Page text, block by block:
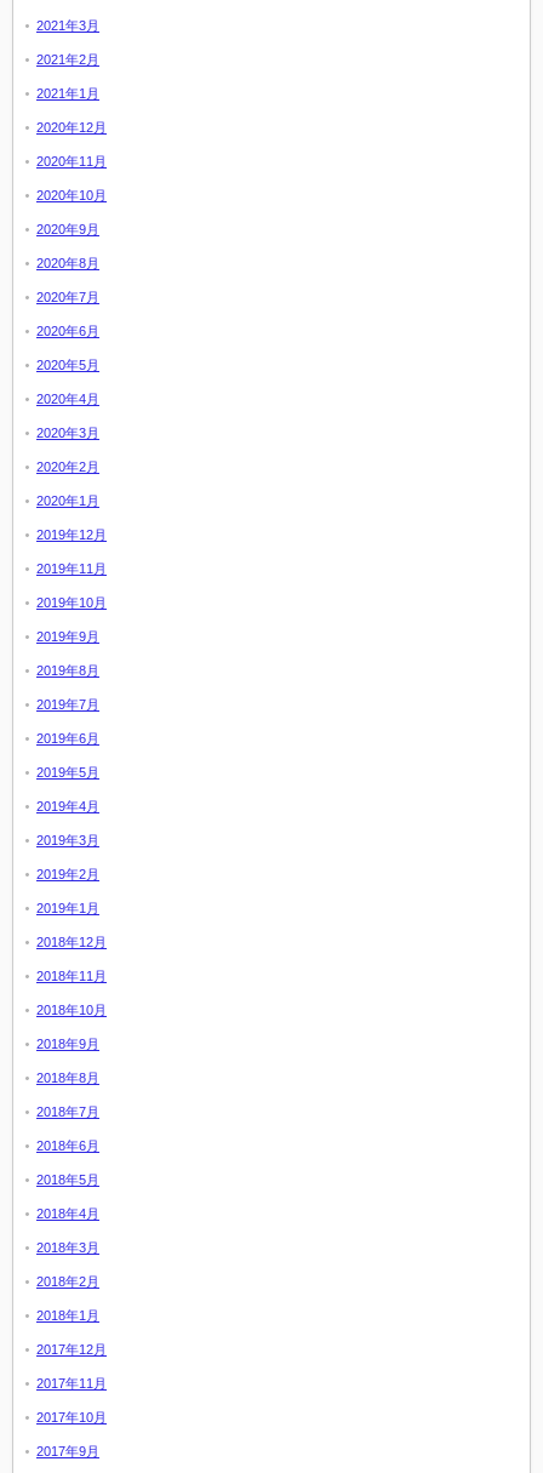
2021年3月
2021年2月
2021年1月
2020年12月
2020年11月
2020年10月
2020年9月
2020年8月
2020年7月
2020年6月
2020年5月
2020年4月
2020年3月
2020年2月
2020年1月
2019年12月
2019年11月
2019年10月
2019年9月
2019年8月
2019年7月
2019年6月
2019年5月
2019年4月
2019年3月
2019年2月
2019年1月
2018年12月
2018年11月
2018年10月
2018年9月
2018年8月
2018年7月
2018年6月
2018年5月
2018年4月
2018年3月
2018年2月
2018年1月
2017年12月
2017年11月
2017年10月
2017年9月